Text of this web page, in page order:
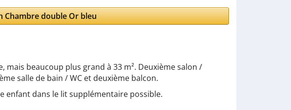
Chambre double Or bleu
mais beaucoup plus grand à 33 m². Deuxième salon /
salle de bain / WC et deuxième balcon.
enfant dans le lit supplémentaire possible.